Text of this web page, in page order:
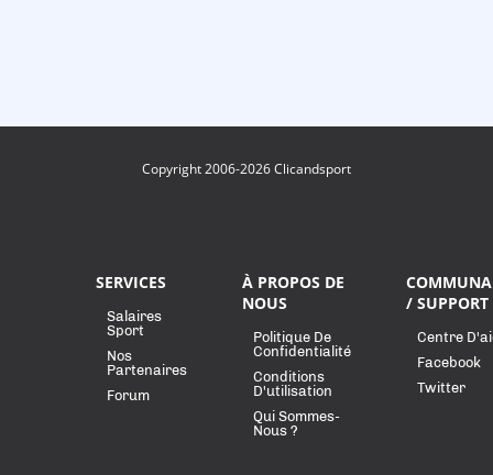
Copyright 2006-2026 Clicandsport
SERVICES
Salaires
Sport
Nos
Partenaires
Forum
À PROPOS DE
NOUS
Politique De
Confidentialité
Conditions
D'utilisation
Qui Sommes-
Nous ?
/ SUPPORT
Centre
Facebook
Twitter